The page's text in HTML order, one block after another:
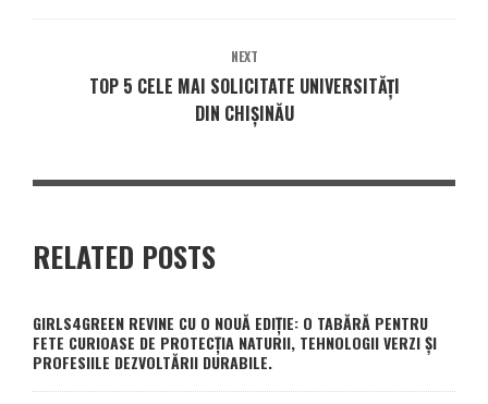
NEXT
TOP 5 CELE MAI SOLICITATE UNIVERSITĂȚI
DIN CHIȘINĂU
RELATED POSTS
GIRLS4GREEN REVINE CU O NOUĂ EDIȚIE: O TABĂRĂ PENTRU
FETE CURIOASE DE PROTECȚIA NATURII, TEHNOLOGII VERZI ȘI
PROFESIILE DEZVOLTĂRII DURABILE.